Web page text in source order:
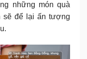
những món quà
sẽ để lại ấn tượng